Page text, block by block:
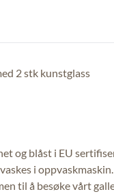
2 stk kunstglass
og blåst i EU
i
til å besøke vårt